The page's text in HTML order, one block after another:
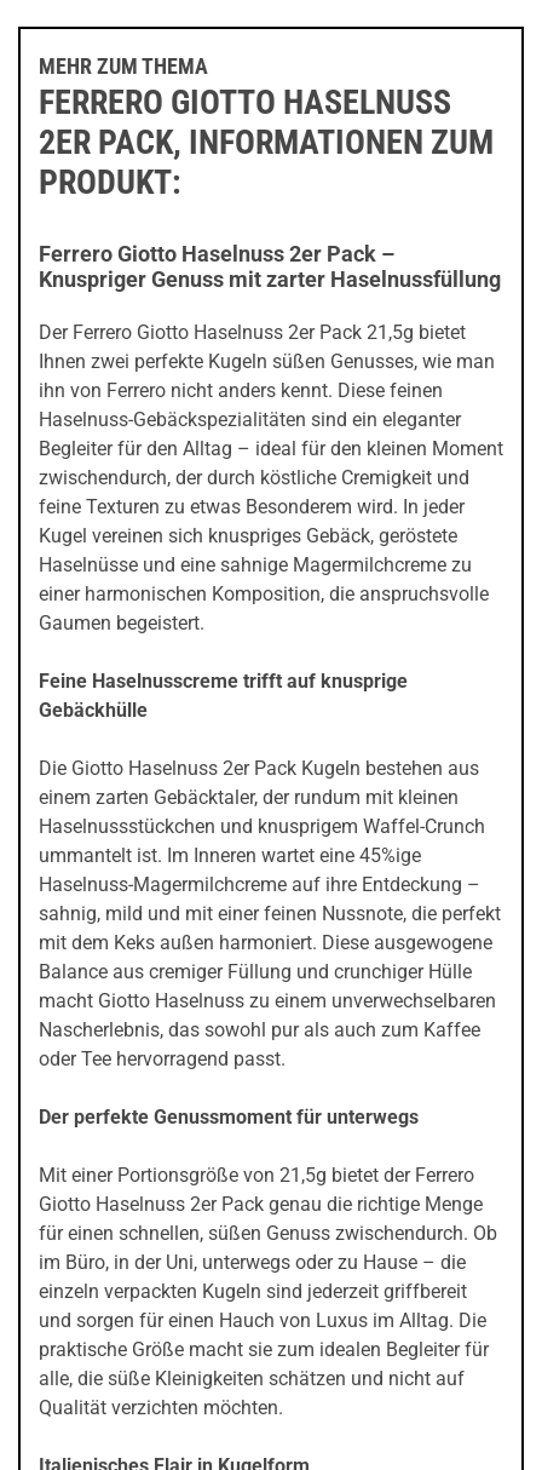
MEHR ZUM THEMA
FERRERO GIOTTO HASELNUSS
2ER PACK, INFORMATIONEN ZUM
PRODUKT:
Ferrero Giotto Haselnuss 2er Pack –
Knuspriger Genuss mit zarter Haselnussfüllung
Der Ferrero Giotto Haselnuss 2er Pack 21,5g bietet
Ihnen zwei perfekte Kugeln süßen Genusses, wie man
ihn von Ferrero nicht anders kennt. Diese feinen
Haselnuss-Gebäckspezialitäten sind ein eleganter
Begleiter für den Alltag – ideal für den kleinen Moment
zwischendurch, der durch köstliche Cremigkeit und
feine Texturen zu etwas Besonderem wird. In jeder
Kugel vereinen sich knuspriges Gebäck, geröstete
Haselnüsse und eine sahnige Magermilchcreme zu
einer harmonischen Komposition, die anspruchsvolle
Gaumen begeistert.
Feine Haselnusscreme trifft auf knusprige
Gebäckhülle
Die Giotto Haselnuss 2er Pack Kugeln bestehen aus
einem zarten Gebäcktaler, der rundum mit kleinen
Haselnussstückchen und knusprigem Waffel-Crunch
ummantelt ist. Im Inneren wartet eine 45%ige
Haselnuss-Magermilchcreme auf ihre Entdeckung –
sahnig, mild und mit einer feinen Nussnote, die perfekt
mit dem Keks außen harmoniert. Diese ausgewogene
Balance aus cremiger Füllung und crunchiger Hülle
macht Giotto Haselnuss zu einem unverwechselbaren
Nascherlebnis, das sowohl pur als auch zum Kaffee
oder Tee hervorragend passt.
Der perfekte Genussmoment für unterwegs
Mit einer Portionsgröße von 21,5g bietet der Ferrero
Giotto Haselnuss 2er Pack genau die richtige Menge
für einen schnellen, süßen Genuss zwischendurch. Ob
im Büro, in der Uni, unterwegs oder zu Hause – die
einzeln verpackten Kugeln sind jederzeit griffbereit
und sorgen für einen Hauch von Luxus im Alltag. Die
praktische Größe macht sie zum idealen Begleiter für
alle, die süße Kleinigkeiten schätzen und nicht auf
Qualität verzichten möchten.